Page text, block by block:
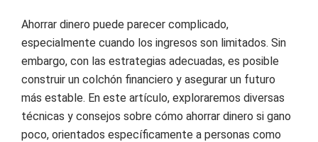
Ahorrar dinero puede parecer complicado,
especialmente cuando los ingresos son limitados. Sin
embargo, con las estrategias adecuadas, es posible
construir un colchón financiero y asegurar un futuro
más estable. En este artículo, exploraremos diversas
técnicas y consejos sobre cómo ahorrar dinero si gano
poco, orientados específicamente a personas como